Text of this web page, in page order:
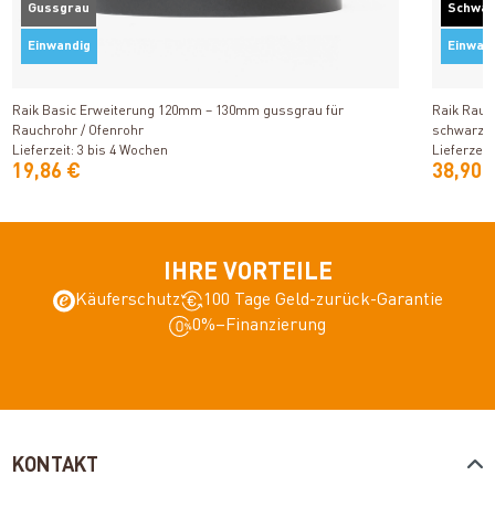
Gussgrau
Einwandig
Raik Basic Erweiterung 120mm – 130mm gussgrau für
Rauchrohr / Ofenrohr
Lieferzeit: 3 bis 4 Wochen
19,86 €
Raik
schwarz
38,90
IHRE VORTEILE
Käuferschutz
100 Tage Geld-zurück-Garantie
0%–Finanzierung
KONTAKT